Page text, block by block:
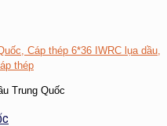
Trung Quốc